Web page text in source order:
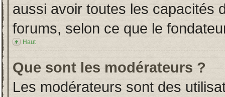
aussi avoir toutes les capacités
forums, selon ce que le
Haut
Que sont les modérateurs ?
Les modérateurs sont des